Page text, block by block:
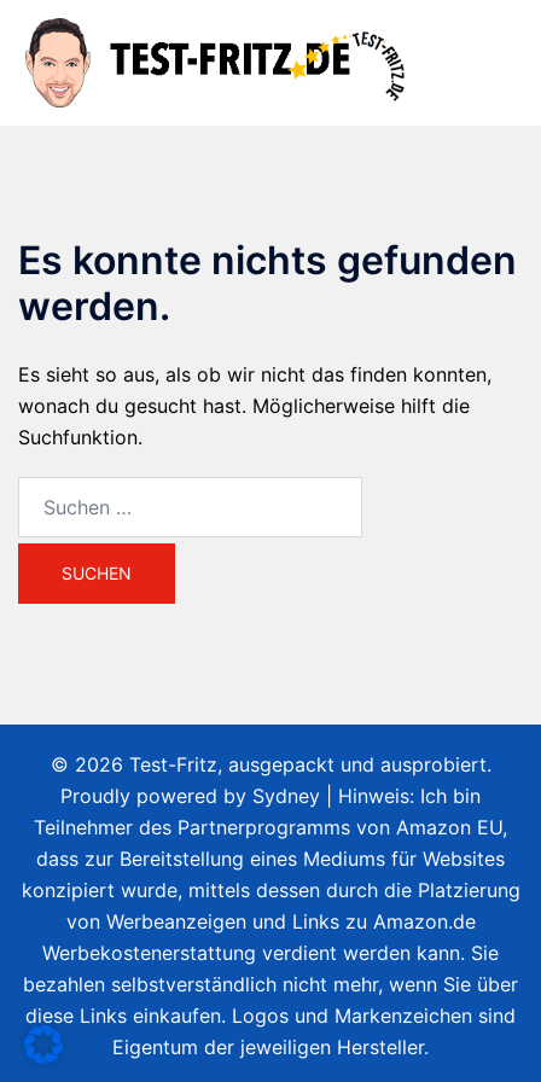
Inhalt
springen
Es konnte nichts gefunden
werden.
Es sieht so aus, als ob wir nicht das finden konnten,
wonach du gesucht hast. Möglicherweise hilft die
Suchfunktion.
nach:
© 2026 Test-Fritz, ausgepackt und ausprobiert.
Proudly powered by Sydney | Hinweis: Ich bin
Teilnehmer des Partnerprogramms von Amazon EU,
dass zur Bereitstellung eines Mediums für Websites
konzipiert wurde, mittels dessen durch die Platzierung
von Werbeanzeigen und Links zu Amazon.de
Werbekostenerstattung verdient werden kann. Sie
bezahlen selbstverständlich nicht mehr, wenn Sie über
diese Links einkaufen. Logos und Markenzeichen sind
Eigentum der jeweiligen Hersteller.